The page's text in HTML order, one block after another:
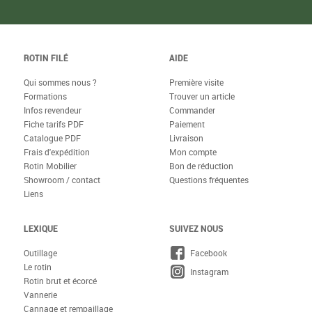
ROTIN FILÉ
Qui sommes nous ?
Formations
Infos revendeur
Fiche tarifs PDF
Catalogue PDF
Frais d'expédition
Rotin Mobilier
Showroom / contact
Liens
AIDE
Première visite
Trouver un article
Commander
Paiement
Livraison
Mon compte
Bon de réduction
Questions fréquentes
LEXIQUE
Outillage
Le rotin
Rotin brut et écorcé
Vannerie
Cannage et rempaillage
SUIVEZ NOUS
Facebook
Instagram